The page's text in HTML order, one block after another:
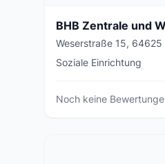
BHB Zentrale und
Weserstraße 15, 64625
Soziale Einrichtung
Noch keine